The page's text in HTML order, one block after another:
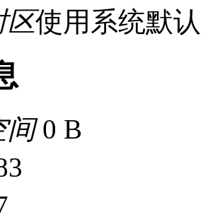
区使用系统默认
间0 B